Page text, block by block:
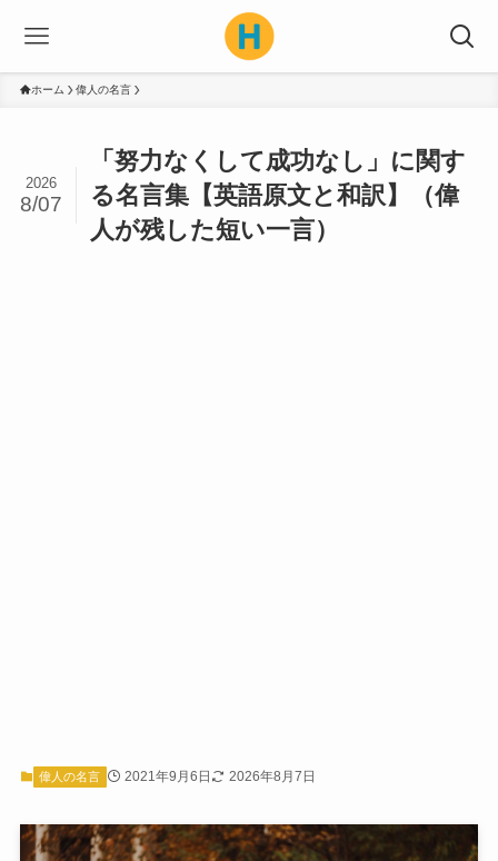
ホーム 偉人の名言
「努力なくして成功なし」に関す
る名言集【英語原文と和訳】（偉
人が残した短い一言）
2026
8/07
偉人の名言 2021年9月6日 2026年8月7日